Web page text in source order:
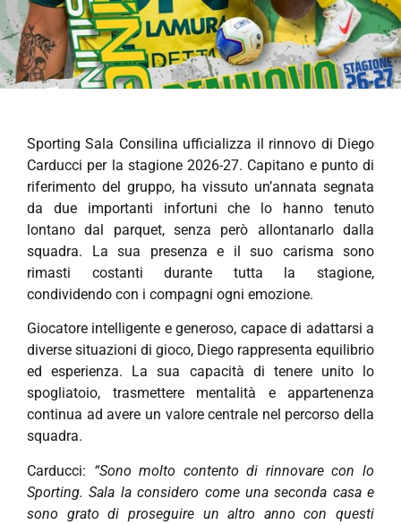
Sporting Sala Consilina ufficializza il rinnovo di Diego
Carducci per la stagione 2026-27. Capitano e punto di
riferimento del gruppo, ha vissuto un’annata segnata
da due importanti infortuni che lo hanno tenuto
lontano dal parquet, senza però allontanarlo dalla
squadra. La sua presenza e il suo carisma sono
rimasti costanti durante tutta la stagione,
condividendo con i compagni ogni emozione.
Giocatore intelligente e generoso, capace di adattarsi a
diverse situazioni di gioco, Diego rappresenta equilibrio
ed esperienza. La sua capacità di tenere unito lo
spogliatoio, trasmettere mentalità e appartenenza
continua ad avere un valore centrale nel percorso della
squadra.
Carducci: “Sono molto contento di rinnovare con lo
Sporting. Sala la considero come una seconda casa e
sono grato di proseguire un altro anno con questi